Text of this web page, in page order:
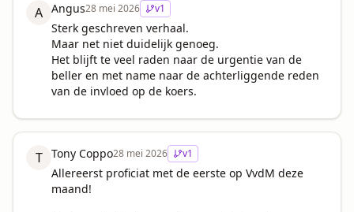
A Angus28 mei 2026 v1
Sterk geschreven verhaal.
Maar net niet duidelijk genoeg.
Het blijft te veel raden naar de urgentie van de
beller en met name naar de achterliggende reden
van de invloed op de koers.
T Tony Coppo28 mei 2026 v1
Allereerst proficiat met de eerste op VvdM deze
maand!